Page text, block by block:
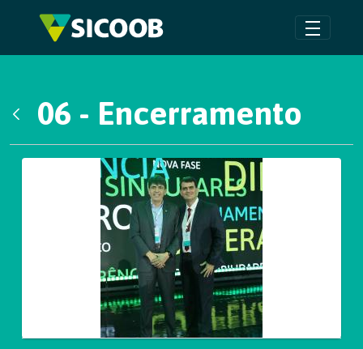
Pular para o Conteúdo principal
06 - Encerramento
Galeria de Mídias